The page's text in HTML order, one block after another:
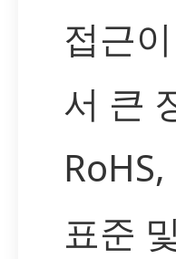
접근
서 큰
표준